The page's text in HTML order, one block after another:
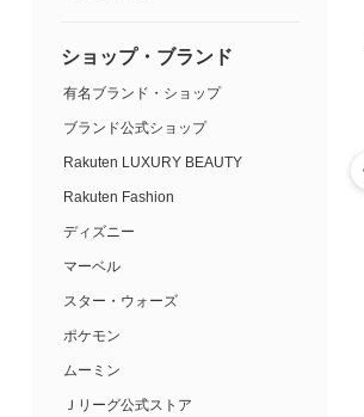
ショップ・ブランド
有名ブランド・ショップ
ブランド公式ショップ
Rakuten LUXURY BEAUTY
Rakuten Fashion
ディズニー
マーベル
スター・ウォーズ
ポケモン
ムーミン
Ｊリーグ公式ストア